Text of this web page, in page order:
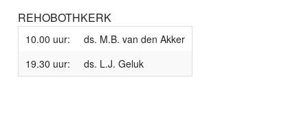
REHOBOTHKERK
10.00 uur:
ds. M.B. van den Akker
19.30 uur:
ds. L.J. Geluk